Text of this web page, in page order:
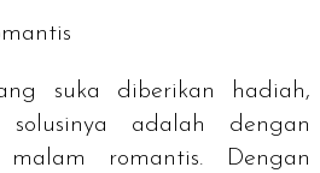
suka diberikan hadiah,
adalah dengan
romantis. Dengan